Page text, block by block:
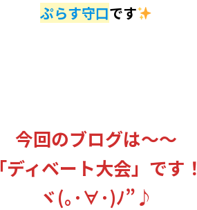
ぷらす守口です
今回のブログは～～
「ディベート大会」です！
ヾ(｡･∀･)ﾉ”♪